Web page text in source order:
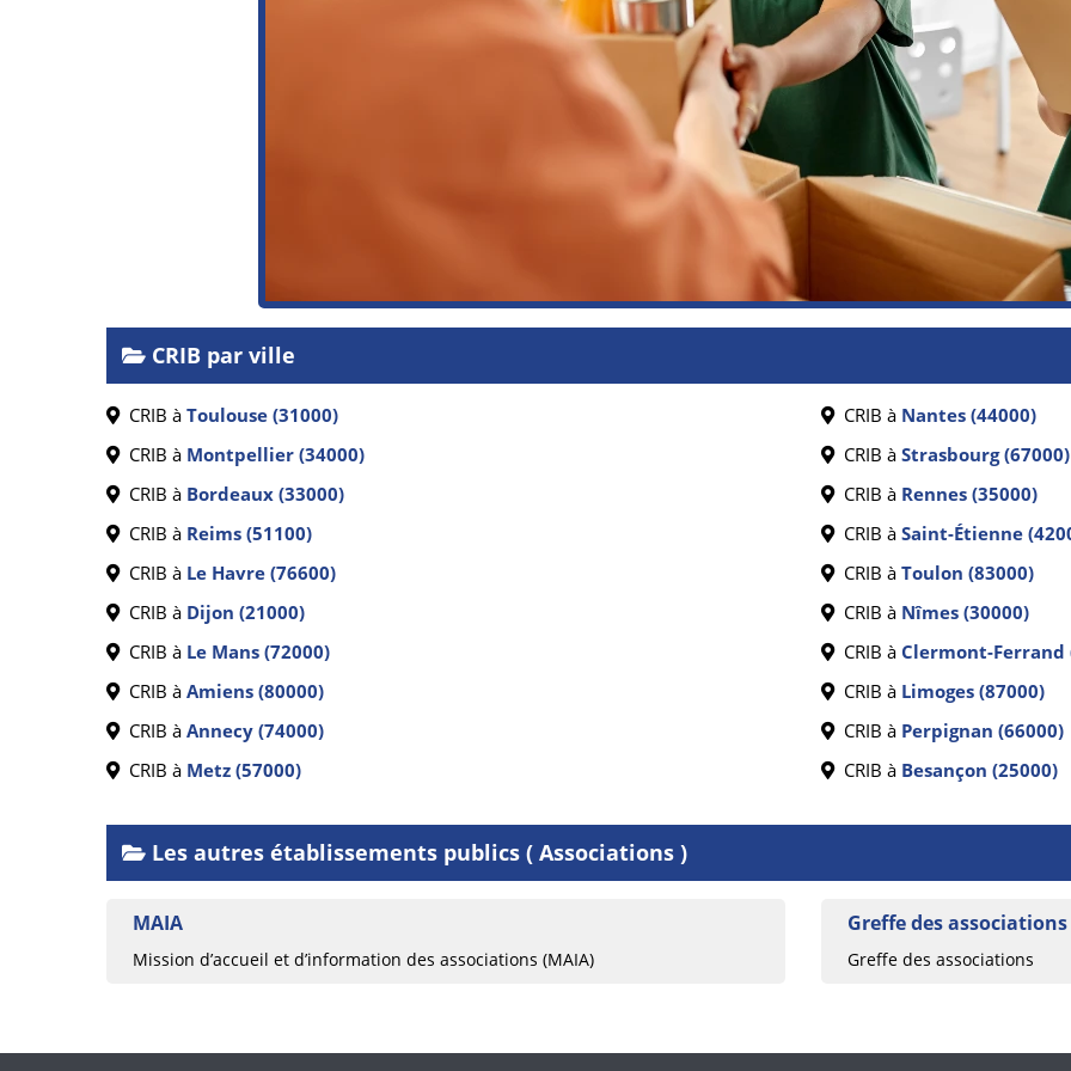
CRIB par ville
CRIB à Toulouse (31000) CRIB à Nantes (44000)
CRIB à Montpellier (34000) CRIB à Strasbourg (67000)
CRIB à Bordeaux (33000) CRIB à Rennes (35000)
CRIB à Reims (51100) CRIB à Saint-Étienne
CRIB à Le Havre (76600) CRIB à Toulon (83000)
CRIB à Dijon (21000) CRIB à Nîmes (30000)
CRIB à Le Mans (72000) CRIB à Clermont-Ferrand
CRIB à Amiens (80000) CRIB à Limoges (87000)
CRIB à Annecy (74000) CRIB à Perpignan (66000)
CRIB à Metz (57000) CRIB à Besançon (25000)
Les autres établissements publics ( Associations )
MAIA
Mission d’accueil et d’information des associations (MAIA)
Greffe des associations
Greffe des associations